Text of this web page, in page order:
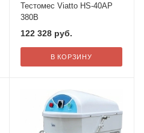
Тестомес Viatto HS-40AP
380В
122 328руб.
В КОРЗИНУ